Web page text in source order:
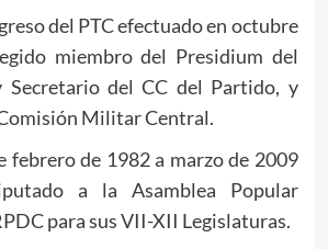
del PTC efectuado en octubre
miembro del Presidium del
del CC del Partido, y
Militar Central.
febrero de 1982 a marzo de 2009
a la Asamblea Popular
para sus VII-XII Legislaturas.